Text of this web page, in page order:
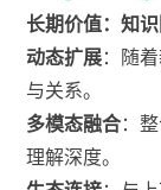
长期价值：知
动态扩展：随
与关系。
多模态融合：
理解深度。